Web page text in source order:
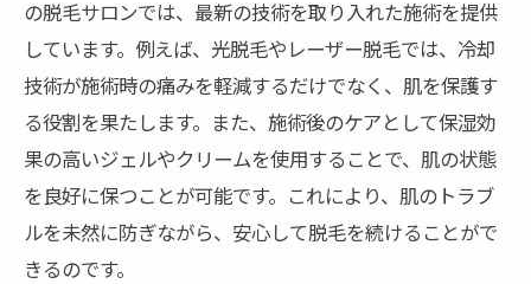
口コミから見る安心サロンの選定基準
三重県のデリケート肌向け脱毛サロンリス
アレルギー対応の化粧品を使用するサロン
脱毛サロンのカウンセリングサービスの重要性
と選び方
初回カウンセリングで確認すべきポイント
の脱毛サロンでは、最新の技術を取り入れた施術を提供
しています。例えば、光脱毛やレーザー脱毛では、冷却
技術が施術時の痛みを軽減するだけでなく、肌を保護す
る役割を果たします。また、施術後のケアとして保湿効
果の高いジェルやクリームを使用することで、肌の状態
を良好に保つことが可能です。これにより、肌のトラブ
ルを未然に防ぎながら、安心して脱毛を続けることがで
きるのです。